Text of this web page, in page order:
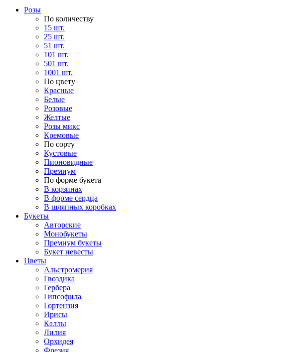
Розы
По количеству
15 шт.
25 шт.
51 шт.
101 шт.
501 шт.
1001 шт.
По цвету
Красные
Белые
Розовые
Желтые
Розы микс
Кремовые
По сорту
Кустовые
Пионовидные
Премиум
По форме букета
В корзинах
В форме сердца
В шляпных коробках
Букеты
Авторские
Монобукеты
Премиум букеты
Букет невесты
Цветы
Альстромерия
Гвоздика
Гербера
Гипсофила
Гортензия
Ирисы
Каллы
Лилия
Орхидея
Фрезия